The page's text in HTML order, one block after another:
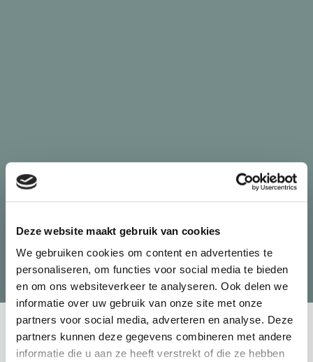
Deze website maakt gebruik van cookies
We gebruiken cookies om content en advertenties te
personaliseren, om functies voor social media te bieden
en om ons websiteverkeer te analyseren. Ook delen we
informatie over uw gebruik van onze site met onze
partners voor social media, adverteren en analyse. Deze
partners kunnen deze gegevens combineren met andere
informatie die u aan ze heeft verstrekt of die ze hebben
Terug naar overzicht Curio
Wat was het vraagstuk?
Curio wil medewerkers de mogelijkheid bieden tot